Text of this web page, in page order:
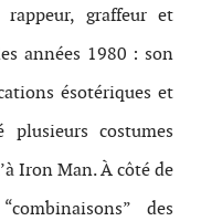
graf­feur et
années 1980 : son
ésotériques et
cos­tumes
Iron Man. À côté de
des